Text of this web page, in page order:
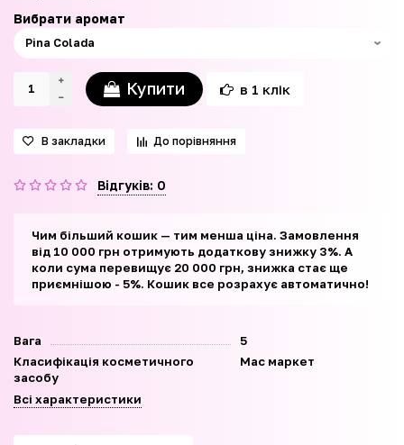
Вибрати аромат
Купити в 1 клік
В закладки До порівняння
Відгуків: 0
Чим більший кошик — тим менша ціна. Замовлення
від 10 000 грн отримують додаткову знижку 3%. А
коли сума перевищує 20 000 грн, знижка стає ще
приємнішою - 5%. Кошик все розрахує автоматично!
Вага
5
Класифікація косметичного
засобу
Мас маркет
Всі характеристики